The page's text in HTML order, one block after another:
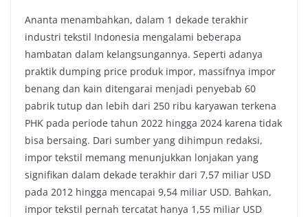
Ananta menambahkan, dalam 1 dekade terakhir
industri tekstil Indonesia mengalami beberapa
hambatan dalam kelangsungannya. Seperti adanya
praktik dumping price produk impor, massifnya impor
benang dan kain ditengarai menjadi penyebab 60
pabrik tutup dan lebih dari 250 ribu karyawan terkena
PHK pada periode tahun 2022 hingga 2024 karena tidak
bisa bersaing. Dari sumber yang dihimpun redaksi,
impor tekstil memang menunjukkan lonjakan yang
signifikan dalam dekade terakhir dari 7,57 miliar USD
pada 2012 hingga mencapai 9,54 miliar USD. Bahkan,
impor tekstil pernah tercatat hanya 1,55 miliar USD